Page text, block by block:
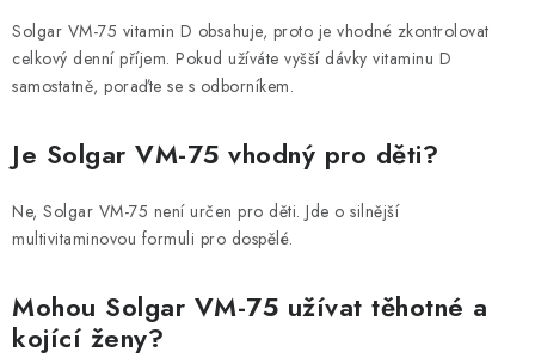
Solgar VM-75 vitamin D obsahuje, proto je vhodné zkontrolovat
celkový denní příjem. Pokud užíváte vyšší dávky vitaminu D
samostatně, poraďte se s odborníkem.
Je Solgar VM-75 vhodný pro děti?
Ne, Solgar VM-75 není určen pro děti. Jde o silnější
multivitaminovou formuli pro dospělé.
Mohou Solgar VM-75 užívat těhotné a
kojící ženy?